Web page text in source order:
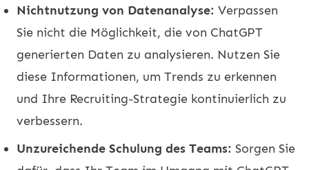
Nichtnutzung von Datenanalyse: Verpassen
Sie nicht die Möglichkeit, die von ChatGPT
generierten Daten zu analysieren. Nutzen Sie
diese Informationen, um Trends zu erkennen
und Ihre Recruiting-Strategie kontinuierlich zu
verbessern.
Unzureichende Schulung des Teams: Sorgen Sie